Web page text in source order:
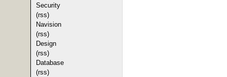
Security
(rss)
Navision
(rss)
Design
(rss)
Database
(rss)